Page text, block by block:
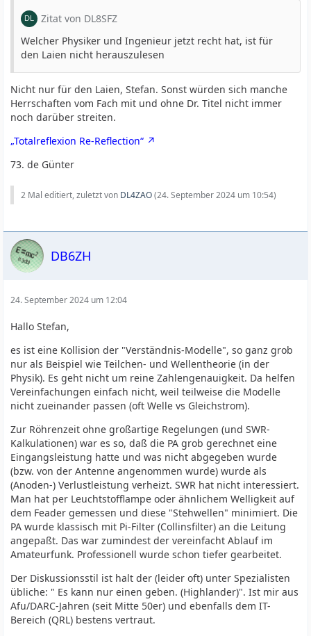
Zitat von DL8SFZ
Welcher Physiker und Ingenieur jetzt recht hat, ist für
den Laien nicht herauszulesen
Nicht nur für den Laien, Stefan. Sonst würden sich manche
Herrschaften vom Fach mit und ohne Dr. Titel nicht immer
noch darüber streiten.
„Totalreflexion Re-Reflection“
73. de Günter
2 Mal editiert, zuletzt von DL4ZAO(24. September 2024 um 10:54)
DB6ZH
24. September 2024 um 12:04
Hallo Stefan,
es ist eine Kollision der "Verständnis-Modelle", so ganz grob
nur als Beispiel wie Teilchen- und Wellentheorie (in der
Physik). Es geht nicht um reine Zahlengenauigkeit. Da helfen
Vereinfachungen einfach nicht, weil teilweise die Modelle
nicht zueinander passen (oft Welle vs Gleichstrom).
Zur Röhrenzeit ohne großartige Regelungen (und SWR-
Kalkulationen) war es so, daß die PA grob gerechnet eine
Eingangsleistung hatte und was nicht abgegeben wurde
(bzw. von der Antenne angenommen wurde) wurde als
(Anoden-) Verlustleistung verheizt. SWR hat nicht interessiert.
Man hat per Leuchtstofflampe oder ähnlichem Welligkeit auf
dem Feader gemessen und diese "Stehwellen" minimiert. Die
PA wurde klassisch mit Pi-Filter (Collinsfilter) an die Leitung
angepaßt. Das war zumindest der vereinfacht Ablauf im
Amateurfunk. Professionell wurde schon tiefer gearbeitet.
Der Diskussionsstil ist halt der (leider oft) unter Spezialisten
übliche: " Es kann nur einen geben. (Highlander)". Ist mir aus
Afu/DARC-Jahren (seit Mitte 50er) und ebenfalls dem IT-
Bereich (QRL) bestens vertraut.